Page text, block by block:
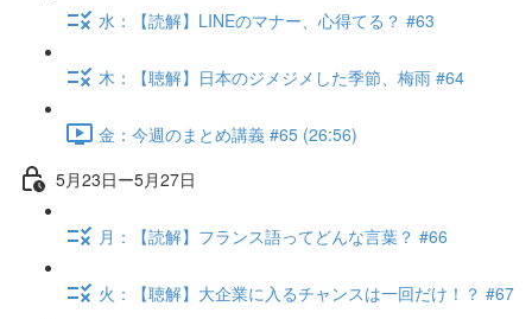
水：【読解】LINEのマナー、心得てる？ #63
木：【聴解】日本のジメジメした季節、梅雨 #64
金：今週のまとめ講義 #65 (26:56)
5月23日ー5月27日
月：【読解】フランス語ってどんな言葉？ #66
火：【聴解】大企業に入るチャンスは一回だけ！？ #67